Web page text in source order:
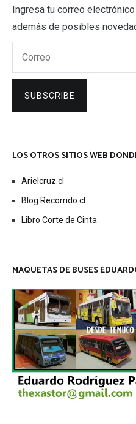
Ingresa tu correo
además de posibles
SUBSCRIBE
LOS OTROS SITIOS WEB
Arielcruz.cl
Blog Recorrido.cl
Libro Corte de Cinta
MAQUETAS DE BUSES